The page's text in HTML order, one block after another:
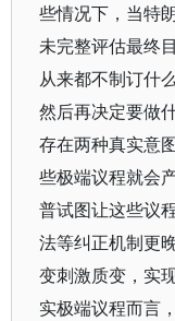
些情况下，当特
未完整评估最终
从来都不制订什
然后再决定要做
存在两种真实意
些极端议程就会
普试图让这些议
法等纠正机制更
变刺激质变，实
实极端议程而言